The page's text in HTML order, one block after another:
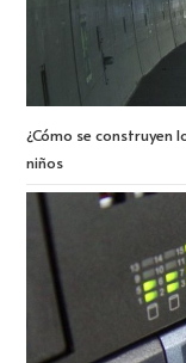
¿Cómo se construyen
niños